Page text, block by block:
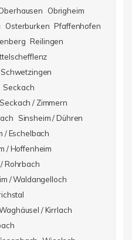
Obrigheim
Osterburken Pfaffenhofen
Reilingen
Schwetzingen
Seckach
Seckach / Zimmern
Sinsheim / Dühren
/ Eschelbach
/ Hoffenheim
Rohrbach
/ Waldangelloch
/ Kirrlach